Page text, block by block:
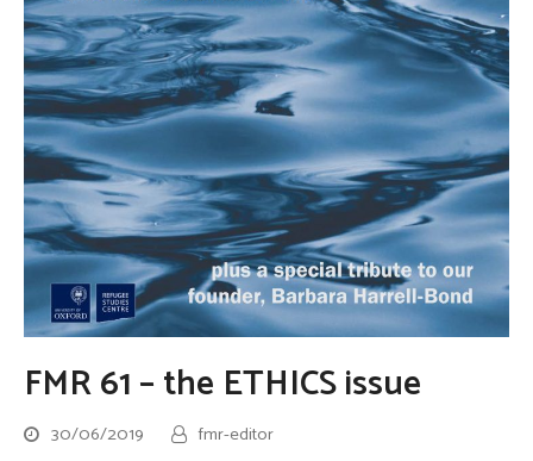
FMR 61 – the ETHICS issue
30/06/2019 fmr-editor